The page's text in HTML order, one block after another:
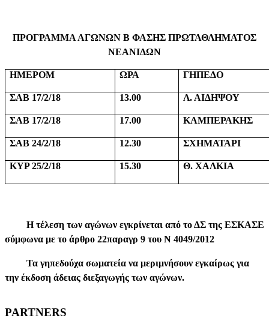
ΠΡΟΓΡΑΜΜΑ ΑΓΩΝΩΝ Β ΦΑΣΗΣ ΠΡΩΤΑΘΛΗΜΑΤΟΣ
ΝΕΑΝΙΔΩΝ
ΗΜΕΡΟΜ ΩΡΑ ΓΗΠΕΔΟ
ΣΑΒ 17/2/18 13.00 Λ. ΑΙΔΗΨΟΥ
ΣΑΒ 17/2/18 17.00 ΚΑΜΠΕΡΑΚΗΣ
ΣΑΒ 24/2/18 12.30 ΣΧΗΜΑΤΑΡΙ
ΚΥΡ 25/2/18 15.30 Θ. ΧΑΛΚΙΑ
Η τέλεση των αγώνων εγκρίνεται από το ΔΣ της ΕΣΚΑΣΕ
σύμφωνα με το άρθρο 22παραγρ 9 του Ν 4049/2012
Τα γηπεδούχα σωματεία να μεριμνήσουν εγκαίρως για
την έκδοση άδειας διεξαγωγής των αγώνων.
PARTNERS